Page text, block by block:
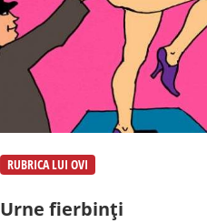
RUBRICA LUI OVI
Urne fierbinţi